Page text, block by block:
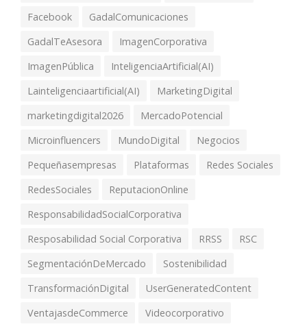
Facebook
GadalComunicaciones
GadalTeAsesora
ImagenCorporativa
ImagenPública
InteligenciaArtificial(AI)
Lainteligenciaartificial(AI)
MarketingDigital
marketingdigital2026
MercadoPotencial
Microinfluencers
MundoDigital
Negocios
Pequeñasempresas
Plataformas
Redes Sociales
RedesSociales
ReputacionOnline
ResponsabilidadSocialCorporativa
Resposabilidad Social Corporativa
RRSS
RSC
SegmentaciónDeMercado
Sostenibilidad
TransformaciónDigital
UserGeneratedContent
VentajasdeCommerce
Videocorporativo